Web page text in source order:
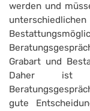
werden und
Grabart und
Daher
gute